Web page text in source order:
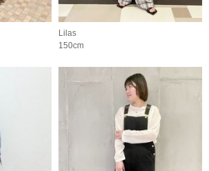
Lilas
150cm